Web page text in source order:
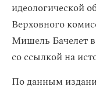
идеологической
Верховного
Мишель Бачелет
со ссылкой на
По данным